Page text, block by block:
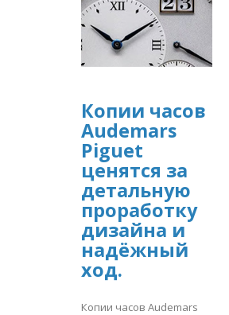
Копии часов
Audemars
Piguet
ценятся за
детальную
проработку
дизайна и
надёжный
ход.
Копии часов Audemars